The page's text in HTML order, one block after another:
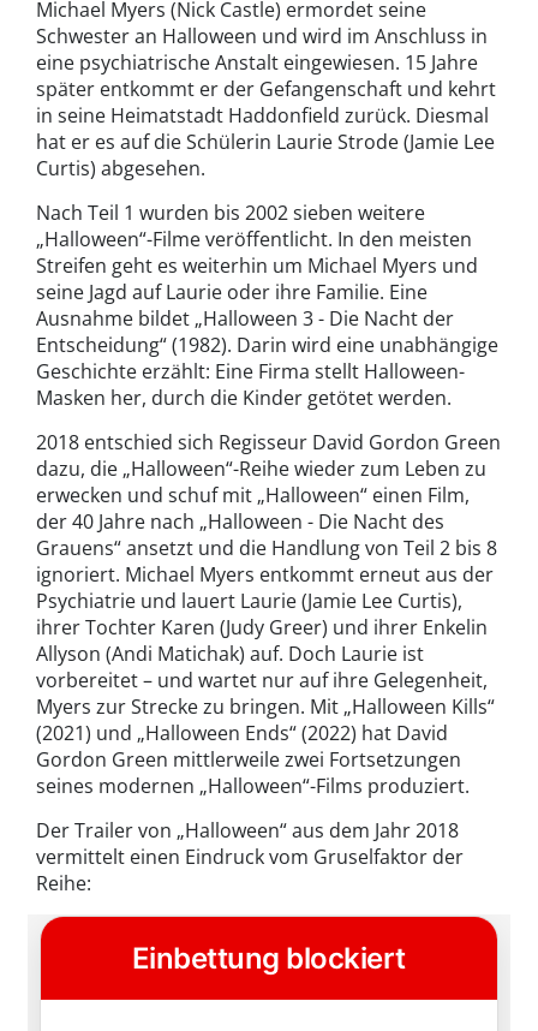
Michael Myers (Nick Castle) ermordet seine
Schwester an Halloween und wird im Anschluss in
eine psychiatrische Anstalt eingewiesen. 15 Jahre
später entkommt er der Gefangenschaft und kehrt
in seine Heimatstadt Haddonfield zurück. Diesmal
hat er es auf die Schülerin Laurie Strode (Jamie Lee
Curtis) abgesehen.
Nach Teil 1 wurden bis 2002 sieben weitere
„Halloween“-Filme veröffentlicht. In den meisten
Streifen geht es weiterhin um Michael Myers und
seine Jagd auf Laurie oder ihre Familie. Eine
Ausnahme bildet „Halloween 3 - Die Nacht der
Entscheidung“ (1982). Darin wird eine unabhängige
Geschichte erzählt: Eine Firma stellt Halloween-
Masken her, durch die Kinder getötet werden.
2018 entschied sich Regisseur David Gordon Green
dazu, die „Halloween“-Reihe wieder zum Leben zu
erwecken und schuf mit „Halloween“ einen Film,
der 40 Jahre nach „Halloween - Die Nacht des
Grauens“ ansetzt und die Handlung von Teil 2 bis 8
ignoriert. Michael Myers entkommt erneut aus der
Psychiatrie und lauert Laurie (Jamie Lee Curtis),
ihrer Tochter Karen (Judy Greer) und ihrer Enkelin
Allyson (Andi Matichak) auf. Doch Laurie ist
vorbereitet – und wartet nur auf ihre Gelegenheit,
Myers zur Strecke zu bringen. Mit „Halloween Kills“
(2021) und „Halloween Ends“ (2022) hat David
Gordon Green mittlerweile zwei Fortsetzungen
seines modernen „Halloween“-Films produziert.
Der Trailer von „Halloween“ aus dem Jahr 2018
vermittelt einen Eindruck vom Gruselfaktor der
Reihe: